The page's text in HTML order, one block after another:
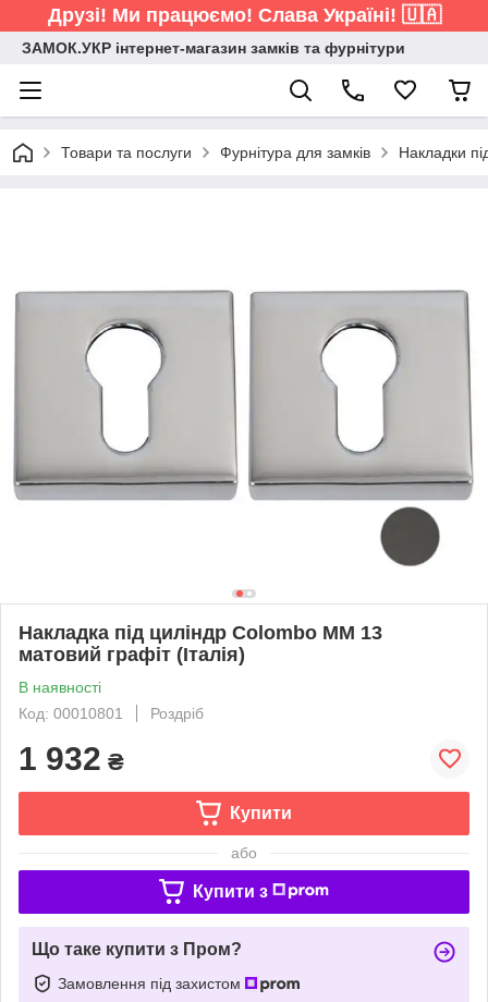
Друзі! Ми працюємо! Слава Україні! 🇺🇦
ЗАМОК.УКР інтернет-магазин замків та фурнітури
Товари та послуги Фурнітура для замків Накладки
Накладка під циліндр Colombo MM 13
матовий графіт (Італія)
В наявності
Код: 00010801
Роздріб
1 932 ₴
Купити
або
Купити з
Що таке купити з Пром?
Замовлення під захистом